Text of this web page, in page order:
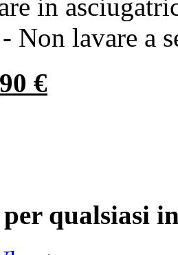
in
Non lavare a
€
qualsiasi